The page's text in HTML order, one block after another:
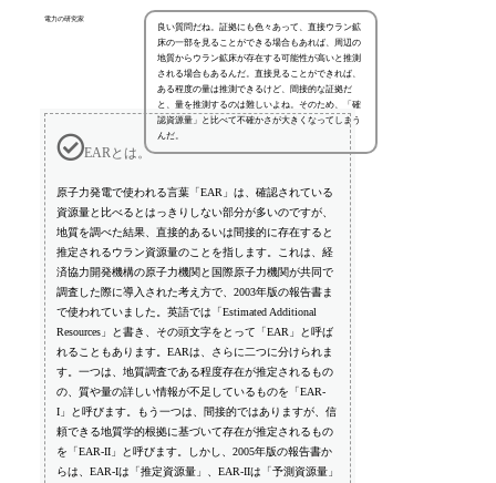
電力の研究家
良い質問だね。証拠にも色々あって、直接ウラン鉱
床の一部を見ることができる場合もあれば、周辺の
地質からウラン鉱床が存在する可能性が高いと推測
される場合もあるんだ。直接見ることができれば、
ある程度の量は推測できるけど、間接的な証拠だ
と、量を推測するのは難しいよね。そのため、「確
認資源量」と比べて不確かさが大きくなってしまう
んだ。
EARとは。
原子力発電で使われる言葉「EAR」は、確認されている
資源量と比べるとはっきりしない部分が多いのですが、
地質を調べた結果、直接的あるいは間接的に存在すると
推定されるウラン資源量のことを指します。これは、経
済協力開発機構の原子力機関と国際原子力機関が共同で
調査した際に導入された考え方で、2003年版の報告書ま
で使われていました。英語では「Estimated Additional
Resources」と書き、その頭文字をとって「EAR」と呼ば
れることもあります。EARは、さらに二つに分けられま
す。一つは、地質調査である程度存在が推定されるもの
の、質や量の詳しい情報が不足しているものを「EAR-
I」と呼びます。もう一つは、間接的ではありますが、信
頼できる地質学的根拠に基づいて存在が推定されるもの
を「EAR-II」と呼びます。しかし、2005年版の報告書か
らは、EAR-Iは「推定資源量」、EAR-IIは「予測資源量」